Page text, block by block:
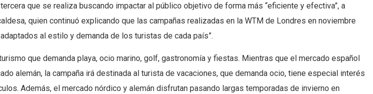
tercera que se realiza buscando impactar al público objetivo de forma más “eficiente y efectiva”, a
quien continuó explicando que las campañas realizadas en la WTM de Londres en noviembre
al estilo y demanda de los turistas de cada país”.
que demanda playa, ocio marino, golf, gastronomía y fiestas. Mientras que el mercado español
alemán, la campaña irá destinada al turista de vacaciones, que demanda ocio, tiene especial interés
Además, el mercado nórdico y alemán disfrutan pasando largas temporadas de invierno en